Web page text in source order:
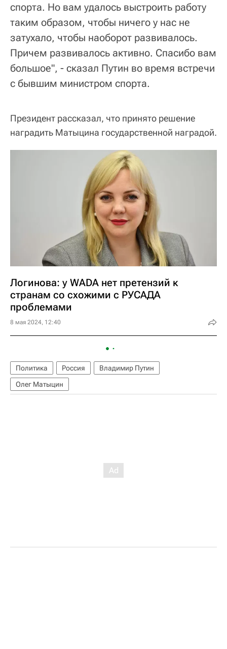
спорта. Но вам удалось выстроить работу
таким образом, чтобы ничего у нас не
затухало, чтобы наоборот развивалось.
Причем развивалось активно. Спасибо вам
большое", - сказал Путин во время встречи
с бывшим министром спорта.
Президент рассказал, что принято решение
наградить Матыцина государственной наградой.
Логинова: у WADA нет претензий к
странам со схожими с РУСАДА
проблемами
8 мая 2024, 12:40
Политика Россия
Владимир Путин
Олег Матыцин